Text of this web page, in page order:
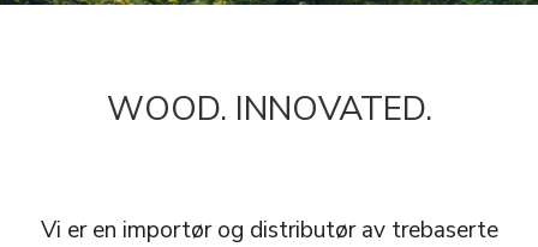
WOOD. INNOVATED.
Vi er en importør og distributør av trebaserte